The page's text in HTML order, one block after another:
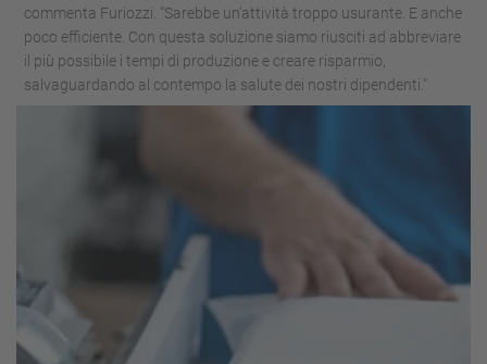
commenta Furiozzi. “Sarebbe un’attività troppo usurante. E anche
poco efficiente. Con questa soluzione siamo riusciti ad abbreviare
il più possibile i tempi di produzione e creare risparmio,
salvaguardando al contempo la salute dei nostri dipendenti.”